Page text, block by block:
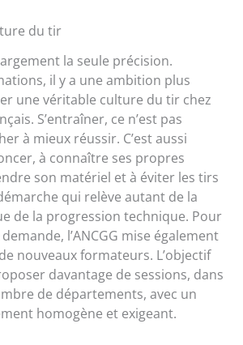
du tir
la seule précision.
il y a une ambition plus
une véritable culture du tir chez
S’entraîner, ce n’est pas
à mieux réussir. C’est aussi
à connaître ses propres
son matériel et à éviter les tirs
qui relève autant de la
de la progression technique. Pour
l’ANCGG mise également
nouveaux formateurs. L’objectif
davantage de sessions, dans
de départements, avec un
homogène et exigeant.